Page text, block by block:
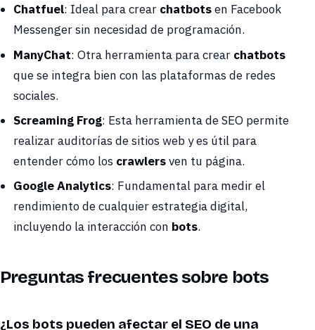
Chatfuel: Ideal para crear chatbotsen Facebook
Messenger sin necesidad de programación.
ManyChat: Otra herramienta para crear chatbots
que se integra bien con las plataformas de redes
sociales.
Screaming Frog: Esta herramienta de SEO permite
realizar auditorías de sitios web y es útil para
entender cómo los crawlersven tu página.
Google Analytics: Fundamental para medir el
rendimiento de cualquier estrategia digital,
incluyendo la interacción con bots.
Preguntas frecuentes sobre bots
¿Los bots pueden afectar el SEO de una